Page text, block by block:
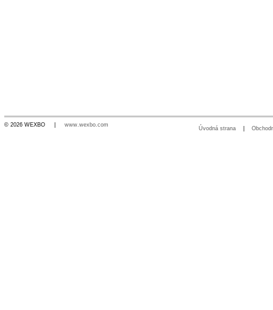
© 2026 WEXBO | www.wexbo.com
Úvodná strana